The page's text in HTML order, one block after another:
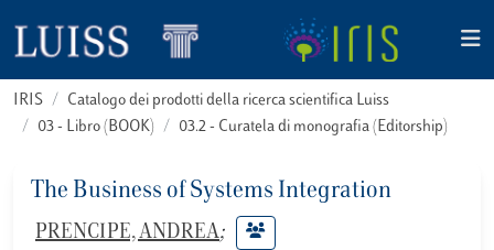
IRIS
Catalogo dei prodotti della ricerca scientifica Luiss
03 - Libro (BOOK)
03.2 - Curatela di monografia (Editorship)
The Business of Systems Integration
PRENCIPE, ANDREA;